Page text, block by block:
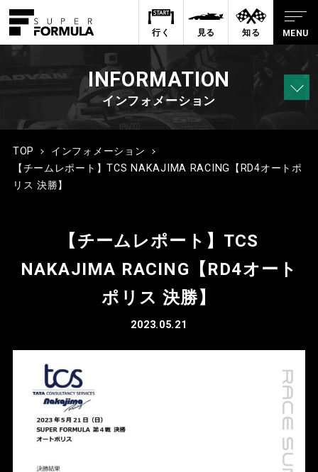
行く 見る 知る
INFORMATION
インフォメーション
TOP
インフォメーション
【チームレポート】TCS NAKAJIMA RACING【RD4オートポ
リス 決勝】
【チームレポート】TCS
NAKAJIMA RACING【RD4オート
ポリス 決勝】
2023.05.21